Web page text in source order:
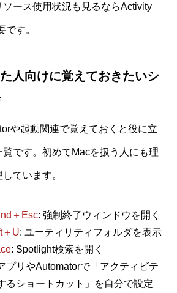
ース使用状況も見るならActivity
です。
人向けに覚えておきたいシ
や起動関連で覚えておくと役に立
です。初めてMacを扱う人にも理
ています。
＋Esc: 強制終了ウィンドウを開く
＋U: ユーティリティフォルダを表示
: Spotlight検索を開く
プリやAutomatorで「アクティビテ
るショートカット」を自分で設定